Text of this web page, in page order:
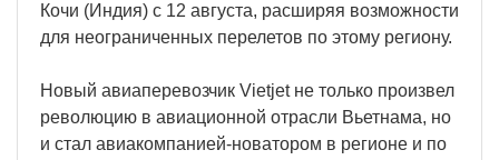
Кочи (Индия) с 12 августа, расширяя возможности
для неограниченных перелетов по этому региону.
Новый авиаперевозчик Vietjet не только произвел
революцию в авиационной отрасли Вьетнама, но
и стал авиакомпанией-новатором в регионе и по